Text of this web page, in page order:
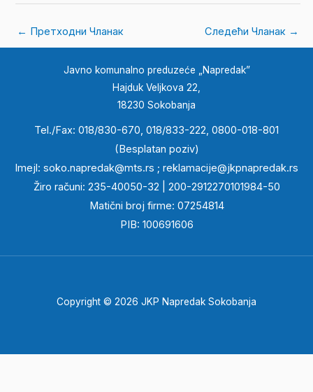
← Претходни Чланак Следећи Чланак →
Javno komunalno preduzeće „Napredak”
Hajduk Veljkova 22,
18230 Sokobanja
Tel./Fax: 018/830-670, 018/833-222, 0800-018-801
(Besplatan poziv)
Imejl: soko.napredak@mts.rs ; reklamacije@jkpnapredak.rs
Žiro računi: 235-40050-32 | 200-2912270101984-50
Matični broj firme: 07254814
PIB: 100691606
Copyright © 2026 JKP Napredak Sokobanja